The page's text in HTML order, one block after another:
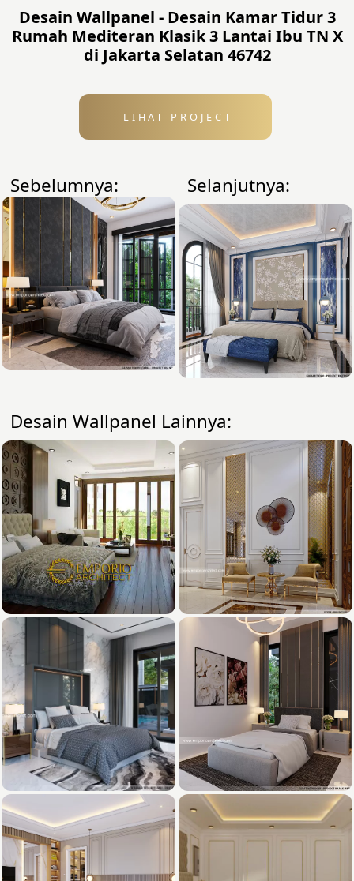
Desain Wallpanel - Desain Kamar Tidur 3
Rumah Mediteran Klasik 3 Lantai Ibu TN X
di Jakarta Selatan 46742
LIHAT PROJECT
Sebelumnya: Selanjutnya:
Desain Wallpanel Lainnya: